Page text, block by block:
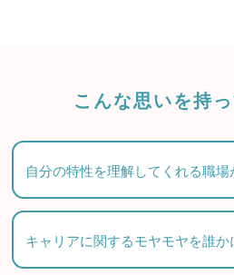
こんな思いを持
自分の特性を理解してくれる職
キャリアに関するモヤモヤを誰